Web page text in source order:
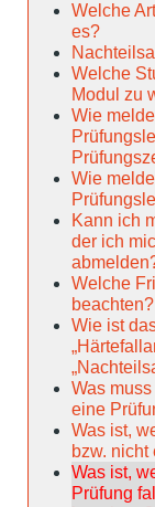
Welche
es?
Welche
Modul zu
Wie
Wie
Kann ich
der ich
Welche
Wie ist
Was
eine
Was ist,
bzw.
Was ist,
Prüfung